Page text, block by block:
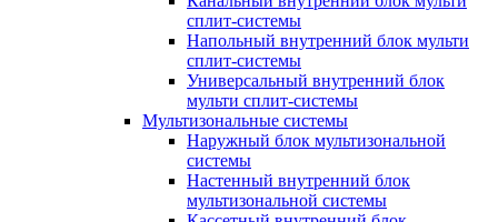
сплит-системы
Напольный внутренний блок мульти
сплит-системы
Универсальный внутренний блок
мульти сплит-системы
Мультизональные системы
Наружный блок мультизональной
системы
Настенный внутренний блок
мультизональной системы